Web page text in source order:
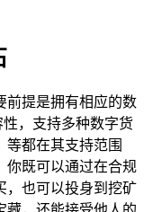
前提是拥有相应的数
，支持多种数字货
等都在其支持范围
你既可以通过在合规
，也可以投身到挖矿